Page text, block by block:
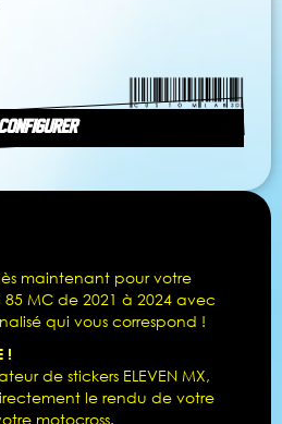
maintenant pour votre
85 MC de 2021 à 2024 avec
qui vous correspond !
!
de stickers ELEVEN MX,
le rendu de votre
motocross.